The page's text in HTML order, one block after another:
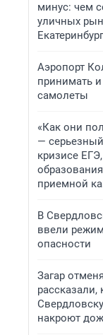
минус: чем
уличных
Аэропорт
принимать
самолеты
«Как они
—
кризисе
приемной
В
ввели
опасности
Загар
рассказали,
накроют